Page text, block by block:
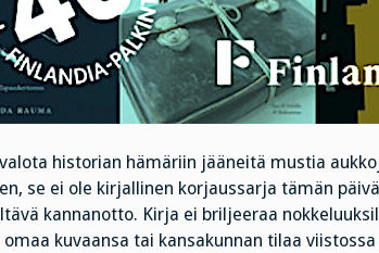
historian hämäriin jääneitä mustia
se ei ole kirjallinen korjaussarja tämän
kannanotto. Kirja ei briljeeraa
kuvaansa tai kansakunnan tilaa